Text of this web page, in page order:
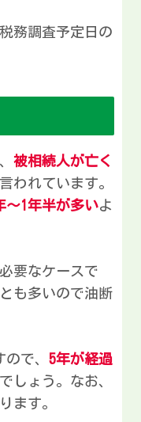
務調査予定日の
被相続人が亡く
われています。
～1年半が多いよ
要なケースで
も多いので油断
ので、 5年が経過
でしょう。なお、
ます。